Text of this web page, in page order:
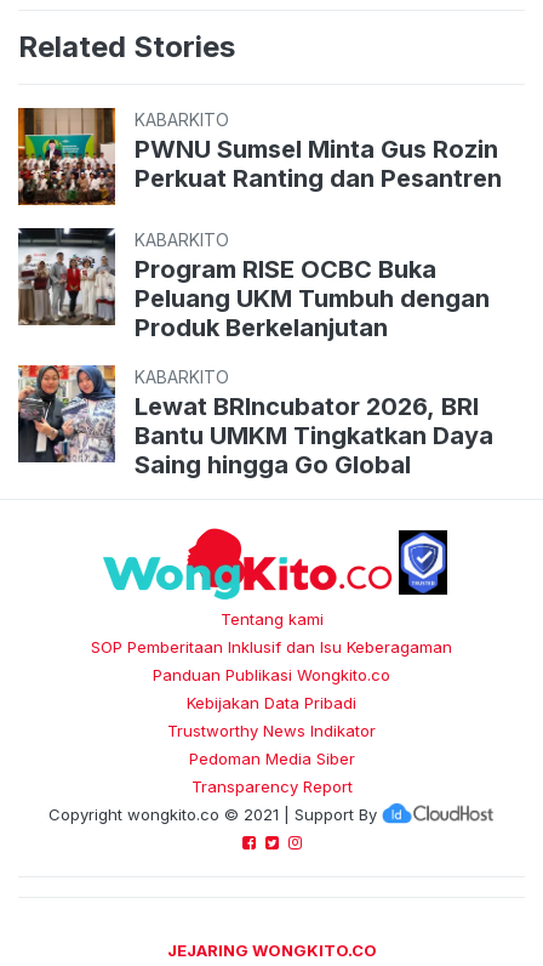
Related Stories
KABARKITO
PWNU Sumsel Minta Gus Rozin
Perkuat Ranting dan Pesantren
KABARKITO
Program RISE OCBC Buka
Peluang UKM Tumbuh dengan
Produk Berkelanjutan
KABARKITO
Lewat BRIncubator 2026, BRI
Bantu UMKM Tingkatkan Daya
Saing hingga Go Global
Tentang kami
SOP Pemberitaan Inklusif dan Isu Keberagaman
Panduan Publikasi Wongkito.co
Kebijakan Data Pribadi
Trustworthy News Indikator
Pedoman Media Siber
Transparency Report
Copyright wongkito.co © 2021 | Support By
JEJARING WONGKITO.CO